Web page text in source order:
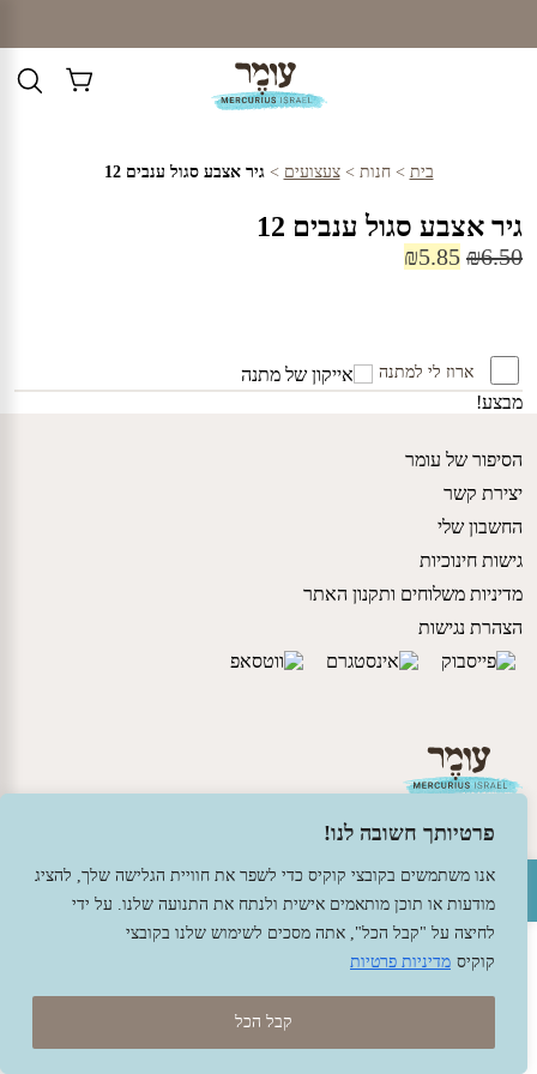
פרטיותך חשובה לנו!
אנו משתמשים בקובצי קוקיס כדי לשפר את חוויית הגלישה שלך, להציג
מודעות או תוכן מותאמים אישית ולנתח את התנועה שלנו. על ידי
לחיצה על "קבל הכל", אתה מסכים לשימוש שלנו בקובצי
קוקיס מדיניות פרטיות
קבל הכל
content
בית >חנות >צעצועים > גיר אצבע סגול ענבים 12
גיר אצבע סגול ענבים 12
₪6.50
המחיר
₪5.85
ארוז לי למתנה
מבצע!
הסיפור של עומר
יצירת קשר
החשבון שלי
גישות חינוכיות
מדיניות משלוחים ותקנון האתר
הצהרת נגישות
עיצוב -גל פלג , בניה -שמרת דיגיטל - מומחה מחשוב ואינטרנט
פתח סרגל נגישות